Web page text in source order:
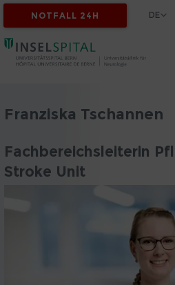
NOTFALL 24H DE
Franziska Tschannen
Fachbereichsleiterin
Stroke Unit